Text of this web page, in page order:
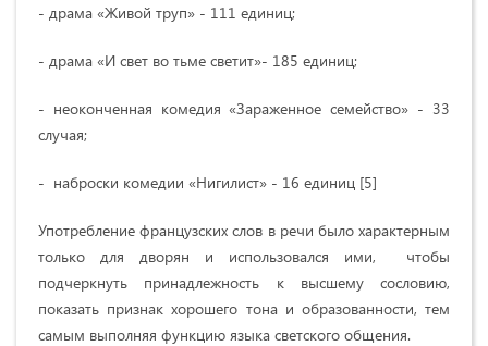
- драма «Живой труп» - 111 единиц;
- драма «И свет во тьме светит»- 185 единиц;
- неоконченная комедия «Зараженное семейство» - 33
случая;
- наброски комедии «Нигилист» - 16 единиц [5]
Употребление французских слов в речи было характерным
только для дворян и использовался ими, чтобы
подчеркнуть принадлежность к высшему сословию,
показать признак хорошего тона и образованности, тем
самым выполняя функцию языка светского общения.